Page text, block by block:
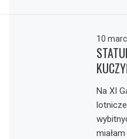
10
Na XI